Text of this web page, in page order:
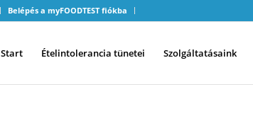
Belépés a myFOODTEST fiókba
Start Ételintolerancia tünetei Szolgáltatásaink